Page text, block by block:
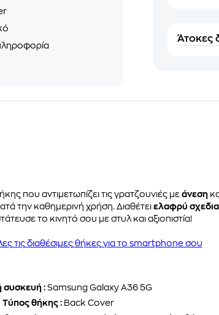
Άτοκες
που αντιμετωπίζει τις γρατζουνιές με άνεση
την καθημερινή χρήση. Διαθέτει ελαφρύ
το κινητό σου με στυλ και αξιοπιστία!
τις διαθέσιμες θήκες για το smartphone σου
συσκευή : Samsung Galaxy A36 5G
Τύπος θήκης : Back Cover